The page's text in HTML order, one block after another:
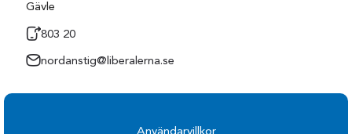
Gävle
803 20
nordanstig@liberalerna.se